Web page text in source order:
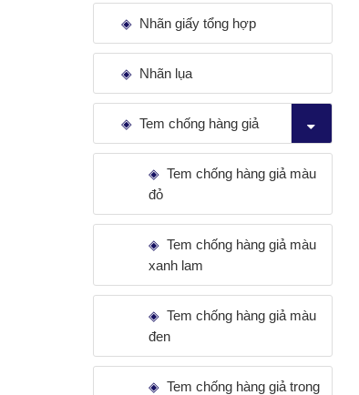
Nhãn giấy tổng hợp
Nhãn lụa
Tem chống hàng giả
Tem chống hàng giả màu
đỏ
Tem chống hàng giả màu
xanh lam
Tem chống hàng giả màu
đen
Tem chống hàng giả trong